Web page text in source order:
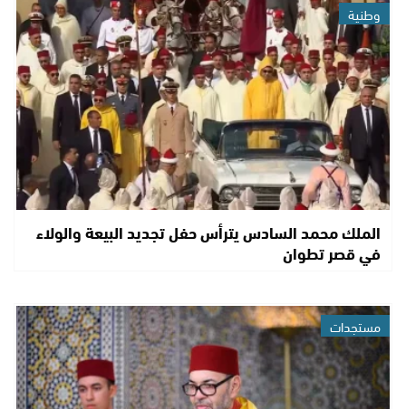
وطنية
الملك محمد السادس يترأس حفل تجديد البيعة والولاء
في قصر تطوان
مستجدات